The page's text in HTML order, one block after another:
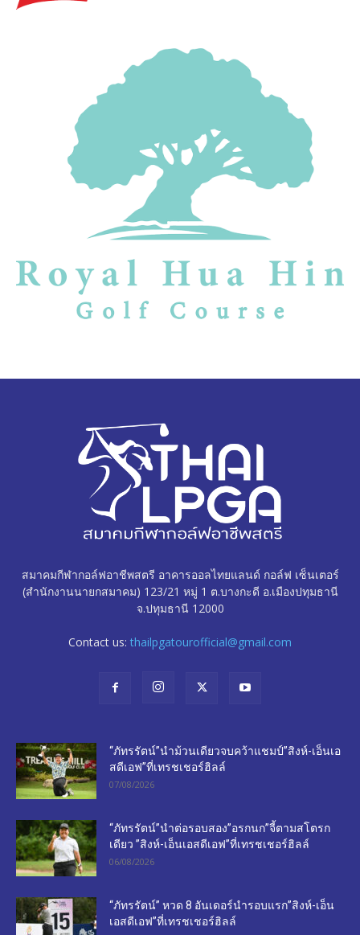
สมาคมกีฬากอล์ฟอาชีพสตรี อาคารออลไทยแลนด์ กอล์ฟ เซ็นเตอร์
(สำนักงานนายกสมาคม) 123/21 หมู่ 1 ต.บางกะดี อ.เมืองปทุมธานี
จ.ปทุมธานี 12000
Contact us: thailpgatourofficial@gmail.com
“ภัทรรัตน์”นำม้วนเดียวจบคว้าแชมป์”สิงห์-เอ็นเอ
สดีเอฟ”ที่เทรชเชอร์ฮิลล์
07/08/2026
“ภัทรรัตน์”นำต่อรอบสอง”อรกนก”จี้ตามสโตรก
เดียว ”สิงห์-เอ็นเอสดีเอฟ”ที่เทรชเชอร์ฮิลล์
06/08/2026
“ภัทรรัตน์” หวด 8 อันเดอร์นำรอบแรก”สิงห์-เอ็น
เอสดีเอฟ”ที่เทรชเชอร์ฮิลล์